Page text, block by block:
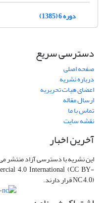
دوره 6 (1385)
دسترسی سریع
صفحه اصلی
درباره نشریه
اعضای هیات تحریریه
ارسال مقاله
تماس با ما
نقشه سایت
آخرین اخبار
4.0 International (CC BY-
NC 4.0) قرار دارند.